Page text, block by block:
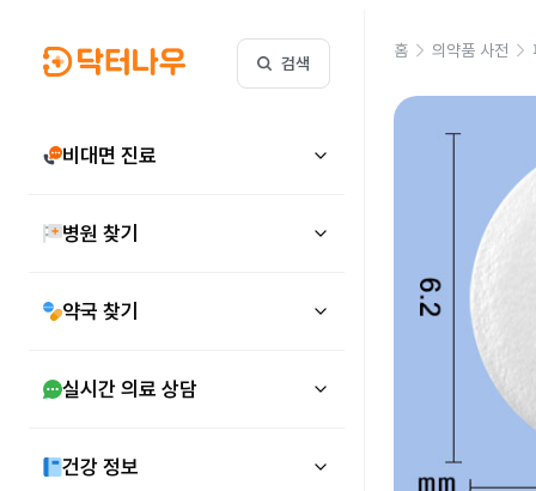
검색
비대면 진료
병원 찾기
약국 찾기
실시간 의료 상담
건강 정보
홈 의약품 사전